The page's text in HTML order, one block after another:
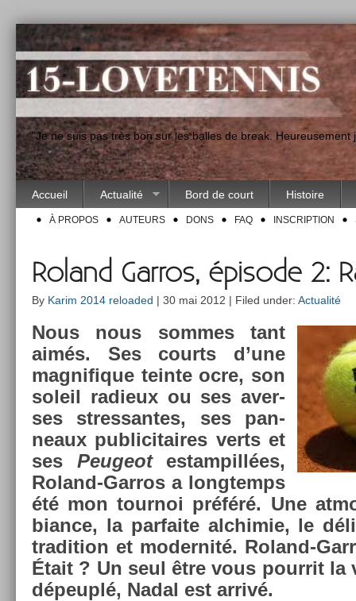
"Je ne suis pas très bon sur les balles de break.
Accueil Actualité Bord de court Histoire
À PROPOS AUTEURS DONS FAQ INSCRIPTION
Roland Garros, épisode 2:
By Karim 2014 reloaded | 30 mai 2012 | Filed under: Actualité
Nous nous som­mes tant
aimés. Ses co­urts d’une
mag­nifique tein­te ocre, son
sol­eil radieux ou ses aver­
ses stres­santes, ses pan­
neaux pub­licitaires verts et
ses Peugeotes­tampillées,
Roland-Garros a longtemps
été mon tour­noi préféré. Une
bian­ce, la par­faite al­chimie, le
tradi­tion et moder­nité. Roland-
Était ? Un seul être vous pour­rit la
dépeuplé, Nadal est arrivé.